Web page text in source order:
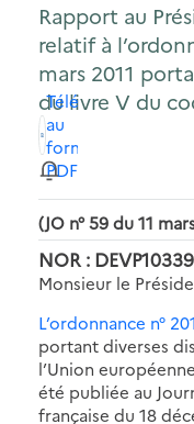
Rapport au
relatif à
mars 2011
du livre V du
Télécharger
au
format
PDF
(JO n° 59 du 11
NOR :
Monsieur le
L’ordonnance n°
portant diverses
l’Union
été publiée au
française du 18